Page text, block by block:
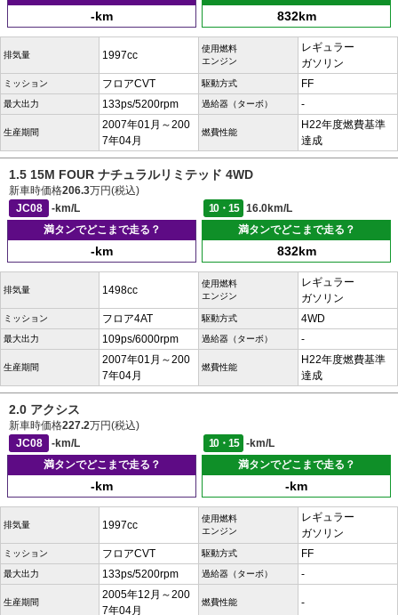
-km 832km
排気量 1997cc
使用燃料
エンジン
レギュラー
ガソリン
ミッション フロアCVT 駆動方式 FF
最大出力 133ps/5200rpm 過給器（ターボ） -
生産期間
2007年01月～200
7年04月
燃費性能
H22年度燃費基準
達成
1.5 15M FOUR ナチュラルリミテッド 4WD
新車時価格206.3万円(税込)
JC08
-km/L 10・15
16.0km/L
満タンでどこまで走る？
-km
満タンでどこまで走る？
832km
排気量 1498cc
使用燃料
エンジン
レギュラー
ガソリン
ミッション フロア4AT 駆動方式 4WD
最大出力 109ps/6000rpm 過給器（ターボ） -
生産期間
2007年01月～200
7年04月
燃費性能
H22年度燃費基準
達成
2.0 アクシス
新車時価格227.2万円(税込)
JC08
-km/L 10・15
-km/L
満タンでどこまで走る？
-km
満タンでどこまで走る？
-km
排気量 1997cc
使用燃料
エンジン
レギュラー
ガソリン
ミッション フロアCVT 駆動方式 FF
最大出力 133ps/5200rpm 過給器（ターボ） -
生産期間
2005年12月～200
7年04月
燃費性能 -